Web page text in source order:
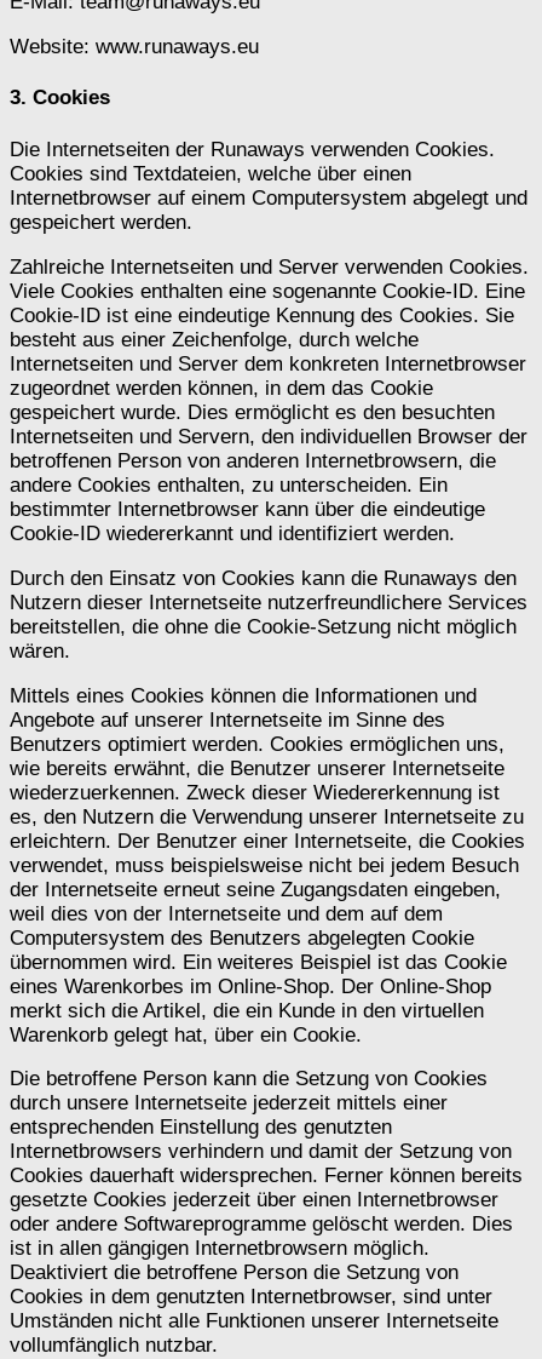
Website: www.runaways.eu
3. Cookies
Die Internetseiten der Runaways verwenden Cookies.
Cookies sind Textdateien, welche über einen
Internetbrowser auf einem Computersystem abgelegt und
gespeichert werden.
Zahlreiche Internetseiten und Server verwenden Cookies.
Viele Cookies enthalten eine sogenannte Cookie-ID. Eine
Cookie-ID ist eine eindeutige Kennung des Cookies. Sie
besteht aus einer Zeichenfolge, durch welche
Internetseiten und Server dem konkreten Internetbrowser
zugeordnet werden können, in dem das Cookie
gespeichert wurde. Dies ermöglicht es den besuchten
Internetseiten und Servern, den individuellen Browser der
betroffenen Person von anderen Internetbrowsern, die
andere Cookies enthalten, zu unterscheiden. Ein
bestimmter Internetbrowser kann über die eindeutige
Cookie-ID wiedererkannt und identifiziert werden.
Durch den Einsatz von Cookies kann die Runaways den
Nutzern dieser Internetseite nutzerfreundlichere Services
bereitstellen, die ohne die Cookie-Setzung nicht möglich
wären.
Mittels eines Cookies können die Informationen und
Angebote auf unserer Internetseite im Sinne des
Benutzers optimiert werden. Cookies ermöglichen uns,
wie bereits erwähnt, die Benutzer unserer Internetseite
wiederzuerkennen. Zweck dieser Wiedererkennung ist
es, den Nutzern die Verwendung unserer Internetseite zu
erleichtern. Der Benutzer einer Internetseite, die Cookies
verwendet, muss beispielsweise nicht bei jedem Besuch
der Internetseite erneut seine Zugangsdaten eingeben,
weil dies von der Internetseite und dem auf dem
Computersystem des Benutzers abgelegten Cookie
übernommen wird. Ein weiteres Beispiel ist das Cookie
eines Warenkorbes im Online-Shop. Der Online-Shop
merkt sich die Artikel, die ein Kunde in den virtuellen
Warenkorb gelegt hat, über ein Cookie.
Die betroffene Person kann die Setzung von Cookies
durch unsere Internetseite jederzeit mittels einer
entsprechenden Einstellung des genutzten
Internetbrowsers verhindern und damit der Setzung von
Cookies dauerhaft widersprechen. Ferner können bereits
gesetzte Cookies jederzeit über einen Internetbrowser
oder andere Softwareprogramme gelöscht werden. Dies
ist in allen gängigen Internetbrowsern möglich.
Deaktiviert die betroffene Person die Setzung von
Cookies in dem genutzten Internetbrowser, sind unter
Umständen nicht alle Funktionen unserer Internetseite
vollumfänglich nutzbar.